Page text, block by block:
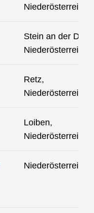
Niederösterreich
Stein an der
Niederösterreich
Retz,
Niederösterreich
Loiben,
Niederösterreich
Niederösterreich